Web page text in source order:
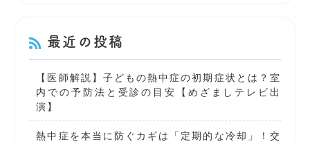
最近の投稿
【医師解説】子どもの熱中症の初期症状とは？室
内での予防法と受診の目安【めざましテレビ出
演】
熱中症を本当に防ぐカギは「定期的な冷却」！交